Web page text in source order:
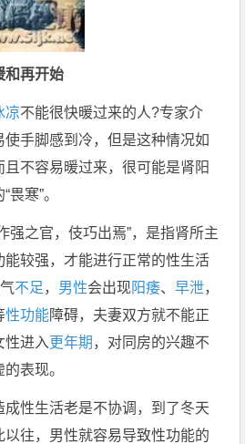
和再开始
凉不能很快暖过来的人?专家介
手脚感到冷，但是这种情况如
且不容易暖过来，很可能是肾阳
畏寒”。
强之官，伎巧出焉”，是指肾所主
能较强，才能进行正常的性生活
不足 ， 男性会出现阳痿、早泄，
性功能障碍，夫妻双方就不能正
性进入 更年期 ，对同房的兴趣不
表现。
成性生活老是不协调，到了冬天
往，男性就容易导致性功能的